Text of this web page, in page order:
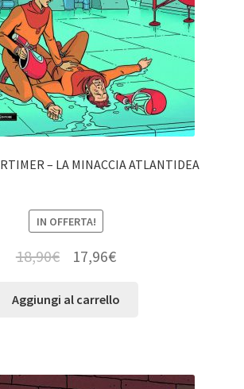
– LA MINACCIA ATLANTIDEA
IN OFFERTA!
18,90€ 17,96€
Aggiungi al carrello